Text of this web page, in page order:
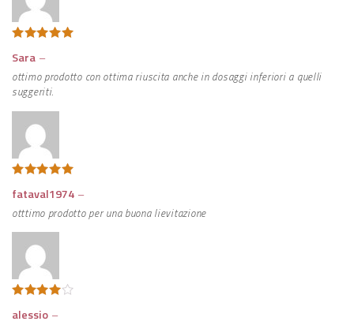
su 5
Sara –
ottimo prodotto con ottima riuscita anche in dosaggi inferiori a quelli
suggeriti.
su 5
fataval1974 –
otttimo prodotto per una buona lievitazione
4su 5
alessio –